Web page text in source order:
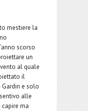
mestiere la
scorso
un
al quale
il
e solo
alle
ma